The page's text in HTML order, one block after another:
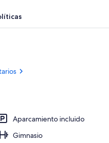
piscina al aire libre (de 07:00 a
Aparcamiento incluido
Gimnasio